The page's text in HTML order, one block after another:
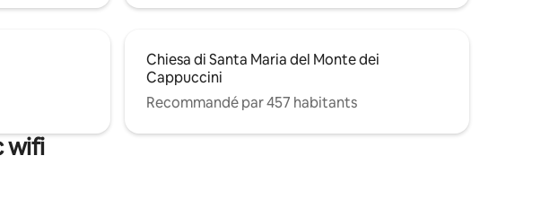
Chiesa di Santa Maria del Monte dei
Cappuccini
Recommandé par 457 habitants
wifi